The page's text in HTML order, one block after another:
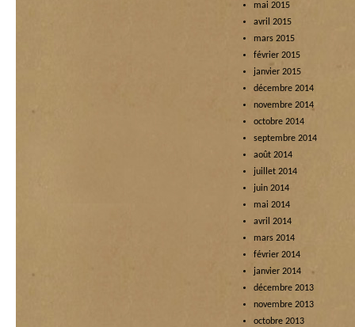
mai 2015
avril 2015
mars 2015
février 2015
janvier 2015
décembre 2014
novembre 2014
octobre 2014
septembre 2014
août 2014
juillet 2014
juin 2014
mai 2014
avril 2014
mars 2014
février 2014
janvier 2014
décembre 2013
novembre 2013
octobre 2013